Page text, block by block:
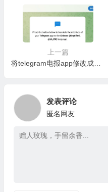
上一篇
将telegram电报app修改成简体中文界面，TGapp汉化教程繁体中文语言包
发表评论
匿名网友